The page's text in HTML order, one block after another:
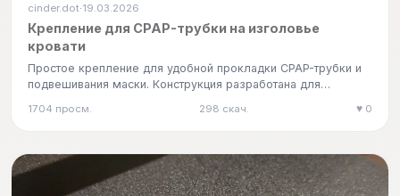
cinder.dot·19.03.2026
Крепление для CPAP-трубки на изголовье
кровати
Простое крепление для удобной прокладки CPAP-трубки и
подвешивания маски. Конструкция разработана для
1704 просм. 298 скач. ♥ 0